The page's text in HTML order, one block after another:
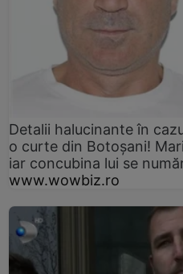
Detalii halucinante în
o curte din Botoșani!
iar concubina lui se
www.wowbiz.ro